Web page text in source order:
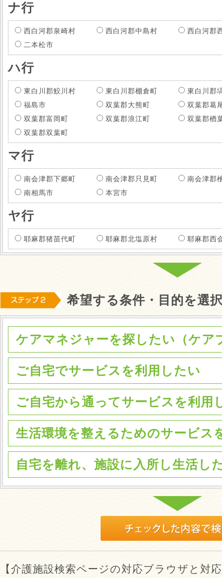
ナ行
西白河郡泉崎村 西白河郡中島村
西白河郡
二本松市
ハ行
東白川郡鮫川村 東白川郡棚倉町
東白川郡
福島市
双葉郡大熊町
双葉郡葛
双葉郡富岡町
双葉郡浪江町
双葉郡楢
双葉郡双葉町
マ行
南会津郡下郷町 南会津郡只見町
南会津郡
南相馬市
本宮市
ヤ行
耶麻郡猪苗代町 耶麻郡北塩原村 耶麻郡西
希望する条件・目的を選
ケアマネジャーを探したい（ケア
ご自宅でサービスを利用したい
ご自宅から通ってサービスを利用
生活環境を整えるためのサービス
自宅を離れ、施設に入所し生活し
【介護施設検索ページの対応ブラウザと対